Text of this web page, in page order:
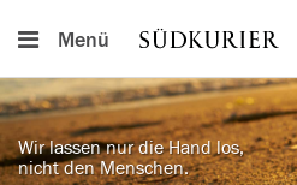
Menü
Wir lassen nur die Hand los,
nicht den Menschen.